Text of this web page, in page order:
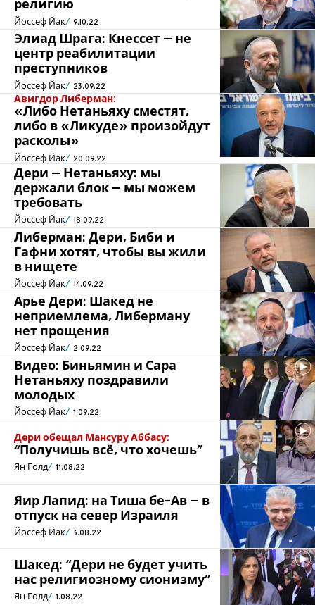
религию
Йоссеф Йак 9.10.22
Элиад Шрага: Кнессет – не
центр реабилитации
преступников
Йоссеф Йак 23.09.22
Авигдор Либерман:
«Либо Нетаньяху сместят,
либо в «Ликуде» произойдут
расколы»
Йоссеф Йак 20.09.22
Дери – Нетаньяху: мы
держали блок – мы можем
требовать
Йоссеф Йак 18.09.22
Либерман: Дери, Биби и
Гафни хотят, чтобы вы жили
в нищете
Йоссеф Йак 14.09.22
Арье Дери: Шакед не
неприемлема, Либерману
нет прощения
Йоссеф Йак 2.09.22
Видео: Биньямин и Сара
Нетаньяху поздравили
молодых
Йоссеф Йак 1.09.22
Дери обещал Мансуру Аббасу:
“Получишь всё, что хочешь”
Ян Голд 11.08.22
Яир Лапид: на Тиша бе-Ав – в
отпуск на север Израиля
Йоссеф Йак 3.08.22
Шакед: “Дери не будет учить
нас религиозному сионизму”
Ян Голд 1.08.22